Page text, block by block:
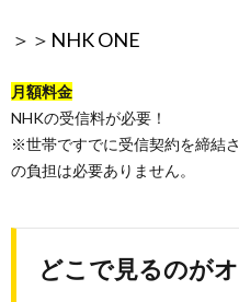
＞＞ NHK ONE
月額料金
NHKの受信料が必要！
※世帯ですでに受信契約を締結
の負担は必要ありません。
どこで見るのが